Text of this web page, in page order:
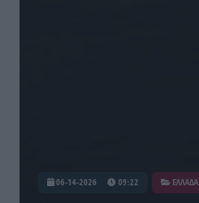
06-14-2026 09:22 ΕΛΛΑΔΑ